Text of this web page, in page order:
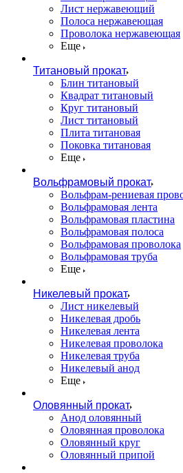
Лист нержавеющий
Полоса нержавеющая
Проволока нержавеющая
Еще
Титановый прокат
Блин титановый
Квадрат титановый
Круг титановый
Лист титановый
Плита титановая
Поковка титановая
Еще
Вольфрамовый прокат
Вольфрам-рениевая
Вольфрамовая лента
Вольфрамовая пластина
Вольфрамовая полоса
Вольфрамовая проволока
Вольфрамовая труба
Еще
Никелевый прокат
Лист никелевый
Никелевая дробь
Никелевая лента
Никелевая проволока
Никелевая труба
Никелевый анод
Еще
Оловянный прокат
Анод оловянный
Оловянная проволока
Оловянный круг
Оловянный припой